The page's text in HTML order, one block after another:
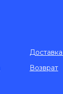
Возврат